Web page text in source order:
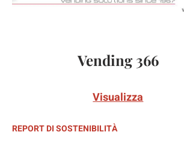
Vending 366
Visualizza
REPORT DI SOSTENIBILITÀ